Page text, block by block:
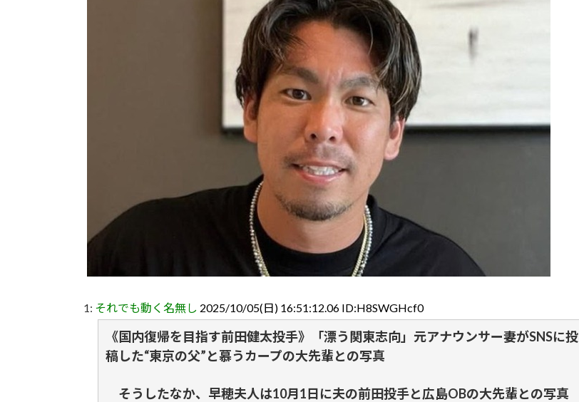
1: それでも動く名無し 2025/10/05(日) 16:51:12.06 ID:H8SWGHcf0
《国内復帰を目指す前田健太投手》「漂う関東志向」元アナウンサー妻がSNSに投
稿した“東京の父”と慕うカープの大先輩との写真
そうしたなか、早穂夫人は10月1日に夫の前田投手と広島OBの大先輩との写真